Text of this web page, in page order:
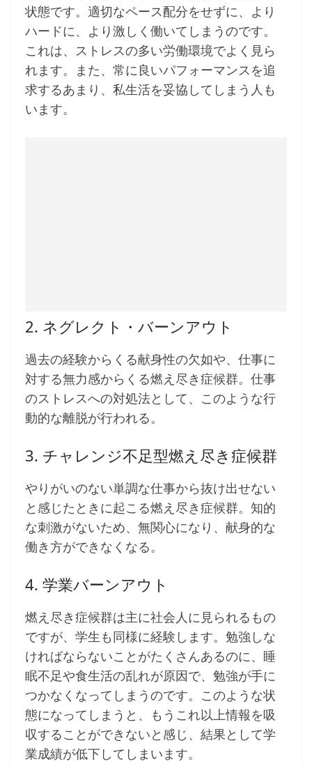
状態です。適切なペース配分をせずに、より
ハードに、より激しく働いてしまうのです。
これは、ストレスの多い労働環境でよく見ら
れます。また、常に良いパフォーマンスを追
求するあまり、私生活を妥協してしまう人も
います。
2. ネグレクト・バーンアウト
過去の経験からくる献身性の欠如や、仕事に
対する無力感からくる燃え尽き症候群。仕事
のストレスへの対処法として、このような行
動的な離脱が行われる。
3. チャレンジ不足型燃え尽き症候群
やりがいのない単調な仕事から抜け出せない
と感じたときに起こる燃え尽き症候群。知的
な刺激がないため、無関心になり、献身的な
働き方ができなくなる。
4. 学業バーンアウト
燃え尽き症候群は主に社会人に見られるもの
ですが、学生も同様に経験します。勉強しな
ければならないことがたくさんあるのに、睡
眠不足や食生活の乱れが原因で、勉強が手に
つかなくなってしまうのです。このような状
態になってしまうと、もうこれ以上情報を吸
収することができないと感じ、結果として学
業成績が低下してしまいます。